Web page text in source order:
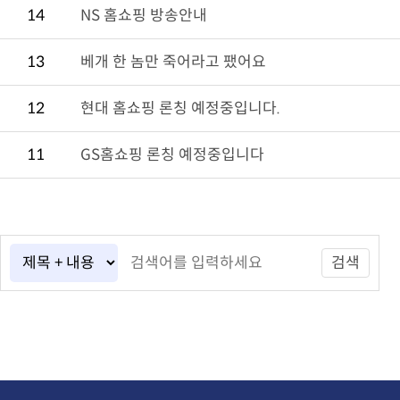
14 NS 홈쇼핑 방송안내
13 베개 한 놈만 죽어라고 팼어요
12 현대 홈쇼핑 론칭 예정중입니다.
11 GS홈쇼핑 론칭 예정중입니다
검색